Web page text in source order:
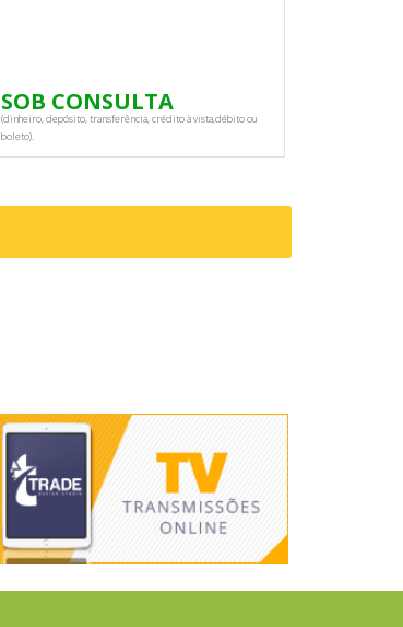
SOB CONSULTA
(dinheiro, depósito, transferência, crédito à vista,débito ou
boleto).